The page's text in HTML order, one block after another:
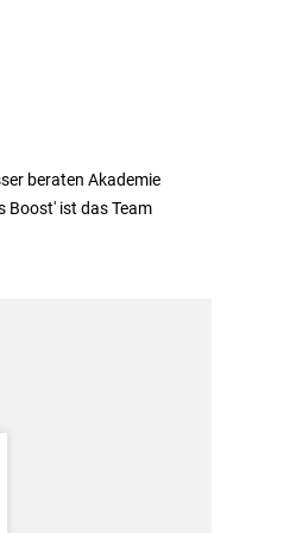
beraten Akademie
Boost' ist das Team